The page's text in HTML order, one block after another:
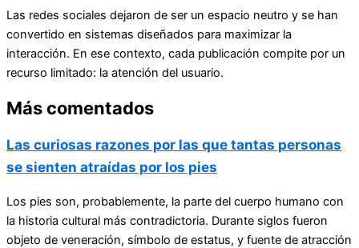
Las redes sociales dejaron de ser un espacio neutro y se han
convertido en sistemas diseñados para maximizar la
interacción. En ese contexto, cada publicación compite por un
recurso limitado: la atención del usuario.
Más comentados
Las curiosas razones por las que tantas personas
se sienten atraídas por los pies
Los pies son, probablemente, la parte del cuerpo humano con
la historia cultural más contradictoria. Durante siglos fueron
objeto de veneración, símbolo de estatus, y fuente de atracción